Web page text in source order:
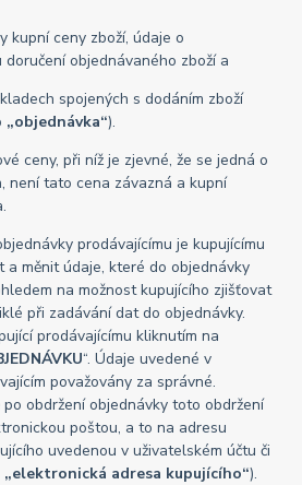
ceny zboží, údaje o
objednávaného zboží a
spojených s dodáním zboží
„objednávka“).
ceny, při níž je zjevné, že se jedná o
není tato cena závazná a kupní
prodávajícímu je kupujícímu
a měnit údaje, které do objednávky
na možnost kupujícího zjišťovat
při zadávání dat do objednávky.
prodávajícímu kliknutím na
“. Údaje uvedené v
považovány za správné.
obdržení objednávky toto obdržení
poštou, a to na adresu
uvedenou v uživatelském účtu či
„elektronická adresa kupujícího“).